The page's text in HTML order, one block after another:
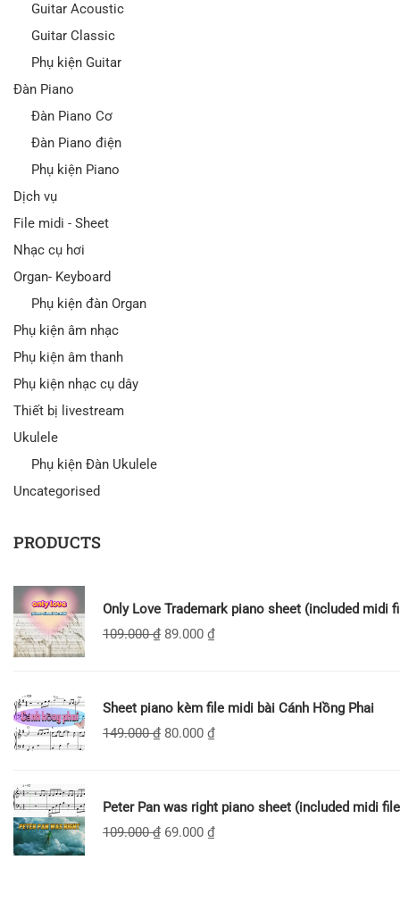
Guitar Acoustic
Guitar Classic
Phụ kiện Guitar
Đàn Piano
Đàn Piano Cơ
Đàn Piano điện
Phụ kiện Piano
Dịch vụ
File midi - Sheet
Nhạc cụ hơi
Organ- Keyboard
Phụ kiện đàn Organ
Phụ kiện âm nhạc
Phụ kiện âm thanh
Phụ kiện nhạc cụ dây
Thiết bị livestream
Ukulele
Phụ kiện Đàn Ukulele
Uncategorised
PRODUCTS
Only Love Trademark piano sheet (included midi
109.000₫ 89.000 ₫
Sheet piano kèm file midi bài Cánh Hồng Phai
149.000₫ 80.000 ₫
Peter Pan was right piano sheet (included midi
109.000₫ 69.000 ₫